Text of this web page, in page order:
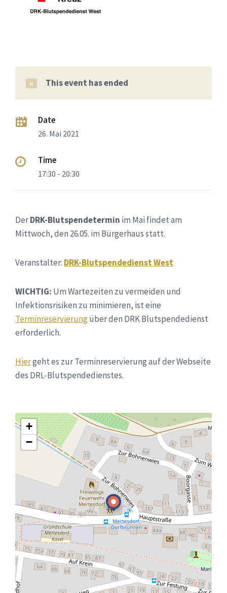
This event has ended
Date
26. Mai 2021
Time
17:30 - 20:30
DerDRK-Blutspendetermin im Mai findet am
Mittwoch, den 26.05. im Bürgerhaus statt.
Veranstalter: DRK-Blutspendedienst West
WICHTIG: Um Wartezeiten zu vermeiden und
Infektionsrisiken zu minimieren, ist eine
Terminreservierungüber den DRK Blutspendedienst
erforderlich.
Hiergeht es zur Terminreservierung auf der Webseite
des DRL-Blutspendedienstes.
+
−